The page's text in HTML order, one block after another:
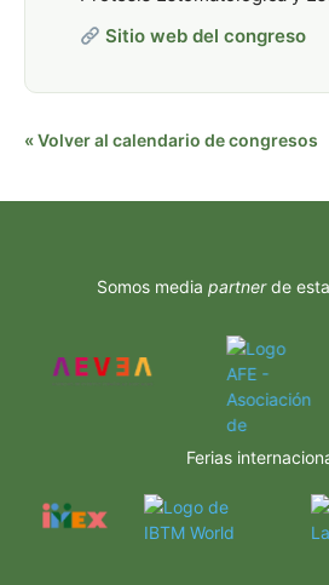
Sitio web del congreso
« Volver al calendario de congresos
Somos media partnerde
Ferias